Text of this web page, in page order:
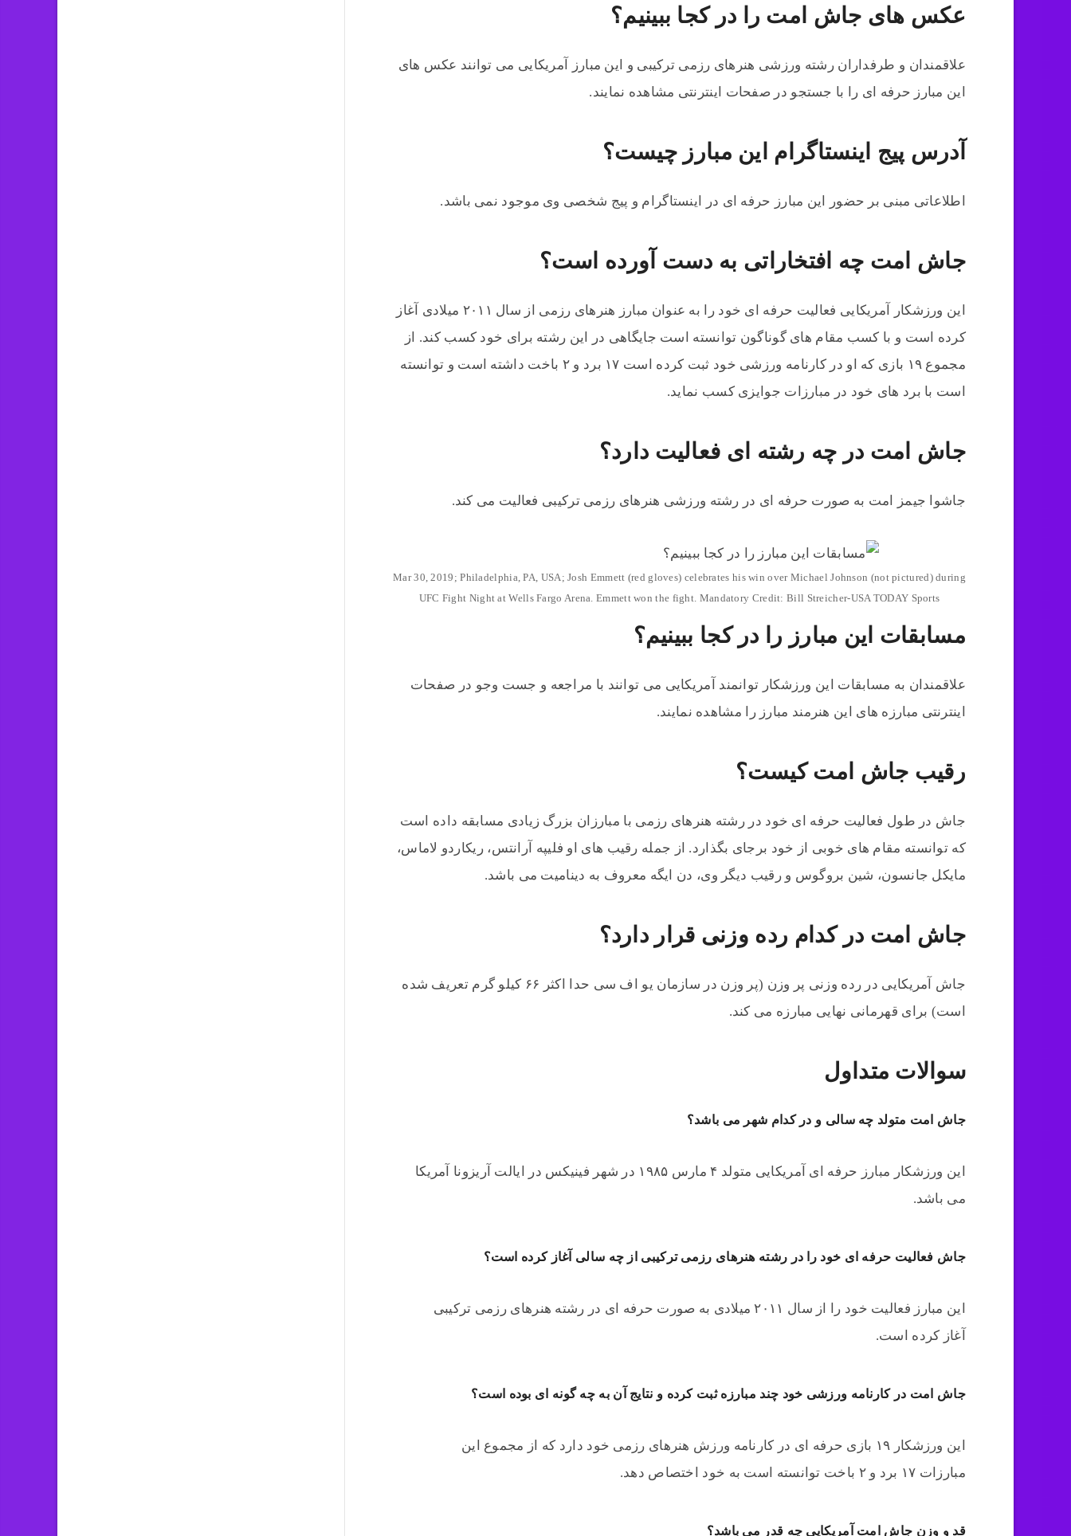
عکس های جاش امت را در کجا ببینیم؟
علاقمندان و طرفداران رشته ورزشی هنرهای رزمی ترکیبی و این مبارز آمریکایی می توانند عکس های
این مبارز حرفه ای را با جستجو در صفحات اینترنتی مشاهده نمایند.
آدرس پیج اینستاگرام این مبارز چیست؟
اطلاعاتی مبنی بر حضور این مبارز حرفه ای در اینستاگرام و پیج شخصی وی موجود نمی باشد.
جاش امت چه افتخاراتی به دست آورده است؟
این ورزشکار آمریکایی فعالیت حرفه ای خود را به عنوان مبارز هنرهای رزمی از سال ۲۰۱۱ میلادی آغاز
کرده است و با کسب مقام های گوناگون توانسته است جایگاهی در این رشته برای خود کسب کند. از
مجموع ۱۹ بازی که او در کارنامه ورزشی خود ثبت کرده است ۱۷ برد و ۲ باخت داشته است و توانسته
است با برد های خود در مبارزات جوایزی کسب نماید.
جاش امت در چه رشته ای فعالیت دارد؟
جاشوا جیمز امت به صورت حرفه ای در رشته ورزشی هنرهای رزمی ترکیبی فعالیت می کند.
Mar 30, 2019; Philadelphia, PA, USA; Josh Emmett (red gloves) celebrates his win over Michael Johnson (not pictured) during
UFC Fight Night at Wells Fargo Arena. Emmett won the fight. Mandatory Credit: Bill Streicher-USA TODAY Sports
مسابقات این مبارز را در کجا ببینیم؟
علاقمندان به مسابقات این ورزشکار توانمند آمریکایی می توانند با مراجعه و جست وجو در صفحات
اینترنتی مبارزه های این هنرمند مبارز را مشاهده نمایند.
رقیب جاش امت کیست؟
جاش در طول فعالیت حرفه ای خود در رشته هنرهای رزمی با مبارزان بزرگ زیادی مسابقه داده است
که توانسته مقام های خوبی از خود برجای بگذارد. از جمله رقیب های او فلیپه آرانتس، ریکاردو لاماس،
مایکل جانسون، شین بروگوس و رقیب دیگر وی، دن ایگه معروف به دینامیت می باشد.
جاش امت در کدام رده وزنی قرار دارد؟
جاش آمریکایی در رده وزنی پر وزن (پر وزن در سازمان یو اف سی حدا اکثر ۶۶ کیلو گرم تعریف شده
است) برای قهرمانی نهایی مبارزه می کند.
سوالات متداول
جاش امت متولد چه سالی و در کدام شهر می باشد؟
این ورزشکار مبارز حرفه ای آمریکایی متولد ۴ مارس ۱۹۸۵ در شهر فینیکس در ایالت آریزونا آمریکا
می باشد.
جاش فعالیت حرفه ای خود را در رشته هنرهای رزمی ترکیبی از چه سالی آغاز کرده است؟
این مبارز فعالیت خود را از سال ۲۰۱۱ میلادی به صورت حرفه ای در رشته هنرهای رزمی ترکیبی
آغاز کرده است.
جاش امت در کارنامه ورزشی خود چند مبارزه ثبت کرده و نتایج آن به چه گونه ای بوده است؟
این ورزشکار ۱۹ بازی حرفه ای در کارنامه ورزش هنرهای رزمی خود دارد که از مجموع این
مبارزات ۱۷ برد و ۲ باخت توانسته است به خود اختصاص دهد.
قد و وزن جاش امت آمریکایی چه قدر می باشد؟